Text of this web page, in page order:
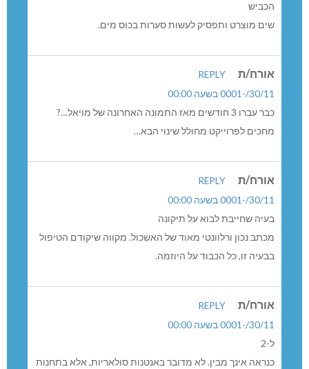
הכביש
שים מוצרט ותפסיק לעשות סערות בכוס מים.
אורח/ת
REPLY
30/11/-0001 בשעה 00:00
כבר עברו 3 חודשים מאז התמונה האחרונה של מויאל…?
מחכים לפרוייקט מחולל שינוי הבא…
אורח/ת
REPLY
30/11/-0001 בשעה 00:00
בעיה שחייבת לבוא על תיקונה
מכתב נכון ורלוונטי מאוד של האשכול. מקווה שיקודם הטיפול
בבעיה זו, כל הכבוד על היוזמה.
אורח/ת
REPLY
30/11/-0001 בשעה 00:00
ל-2
כנראה אינך מבין. לא מדובר באנטנות סולאריות, אלא בתחנות